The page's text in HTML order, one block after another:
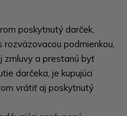
poskytnutý darček,
podmienkou,
zmluvy a prestanú byť
darčeka, je kupujúci
vrátiť aj poskytnutý